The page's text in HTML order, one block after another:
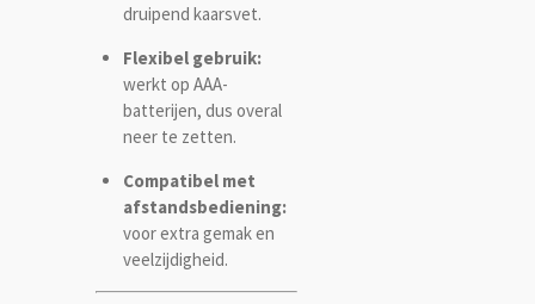
druipend kaarsvet.
Flexibel gebruik:
werkt op AAA-
batterijen, dus overal
neer te zetten.
Compatibel met
afstandsbediening:
voor extra gemak en
veelzijdigheid.